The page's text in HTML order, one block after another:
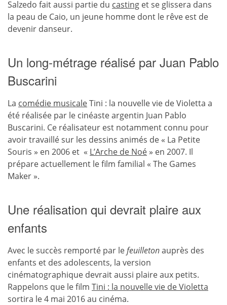
Salzedo fait aussi partie du casting et se glissera dans
la peau de Caio, un jeune homme dont le rêve est de
devenir danseur.
Un long-métrage réalisé par Juan Pablo
Buscarini
La comédie musicaleTini : la nouvelle vie de Violetta a
été réalisée par le cinéaste argentin Juan Pablo
Buscarini. Ce réalisateur est notamment connu pour
avoir travaillé sur les dessins animés de « La Petite
Souris » en 2006 et « L’Arche de Noé » en 2007. Il
prépare actuellement le film familial « The Games
Maker ».
Une réalisation qui devrait plaire aux
enfants
Avec le succès remporté par lefeuilletonauprès des
enfants et des adolescents, la version
cinématographique devrait aussi plaire aux petits.
Rappelons que le film Tini : la nouvelle vie de Violetta
sortira le 4 mai 2016 au cinéma.